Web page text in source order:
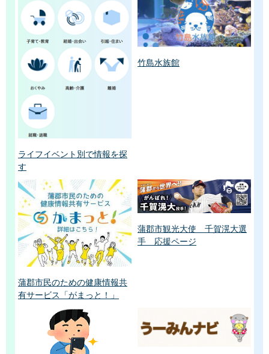
ライフイベント別で情報を探
す
竹島水族館
蒲郡市民のための健康情報共
有サービス「がまっと！」
蒲郡市観光大使 千賀滉大選
手 応援ページ